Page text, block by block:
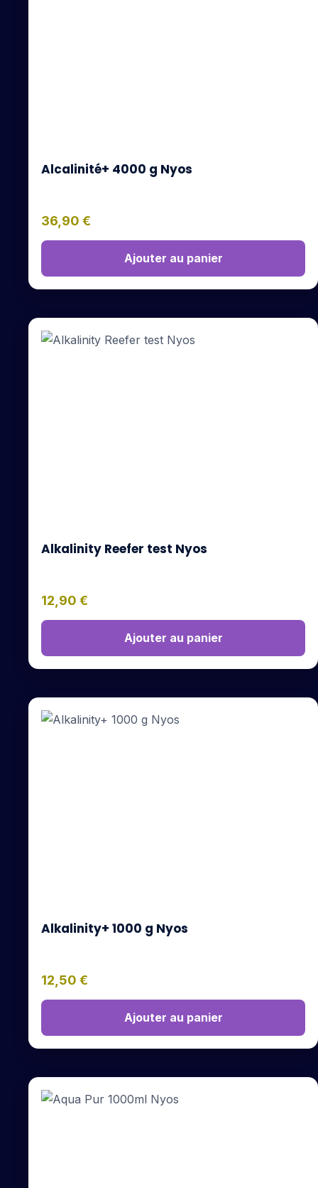
Alcalinité+ 4000 g Nyos
36,90 €
Ajouter au panier
Alkalinity Reefer test Nyos
12,90 €
Ajouter au panier
Alkalinity+ 1000 g Nyos
12,50 €
Ajouter au panier